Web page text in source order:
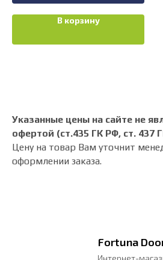
В корзину
Указанные цены на сайте не
офертой (ст.435 ГК РФ, cт. 437
Цену на товар Вам уточнит
оформлении заказа.
Fortuna